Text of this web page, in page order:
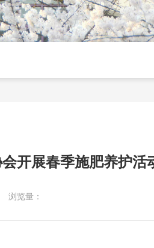
开展春季施肥养护活
浏览量：